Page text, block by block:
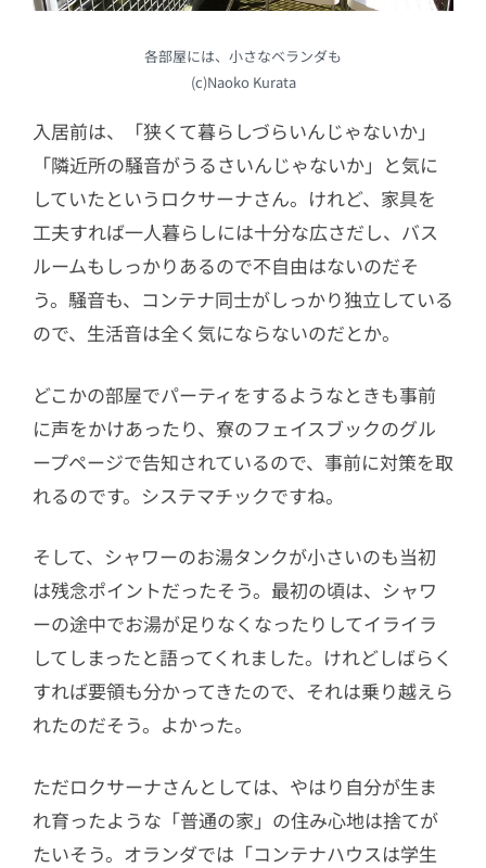
各部屋には、小さなベランダも
(c)Naoko Kurata
入居前は、「狭くて暮らしづらいんじゃないか」
「隣近所の騒音がうるさいんじゃないか」と気に
していたというロクサーナさん。けれど、家具を
工夫すれば一人暮らしには十分な広さだし、バス
ルームもしっかりあるので不自由はないのだそ
う。騒音も、コンテナ同士がしっかり独立している
ので、生活音は全く気にならないのだとか。
どこかの部屋でパーティをするようなときも事前
に声をかけあったり、寮のフェイスブックのグル
ープページで告知されているので、事前に対策を取
れるのです。システマチックですね。
そして、シャワーのお湯タンクが小さいのも当初
は残念ポイントだったそう。最初の頃は、シャワ
ーの途中でお湯が足りなくなったりしてイライラ
してしまったと語ってくれました。けれどしばらく
すれば要領も分かってきたので、それは乗り越えら
れたのだそう。よかった。
ただロクサーナさんとしては、やはり自分が生ま
れ育ったような「普通の家」の住み心地は捨てが
たいそう。オランダでは「コンテナハウスは学生